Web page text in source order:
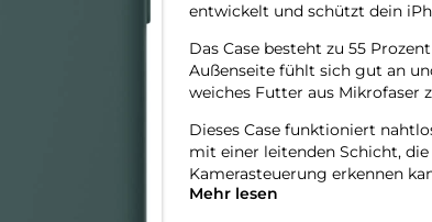
entwickelt und schützt dein
Das Case besteht zu 55
Außenseite fühlt sich gut an
weiches Futter aus Mikrofaser
Dieses Case funktioniert
mit einer leitenden Schicht,
Kamera­steuerung erkennen
Mehr lesen